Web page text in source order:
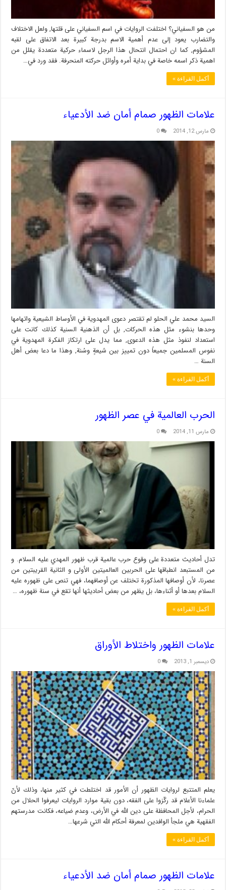
من هو السفياني؟ اختلفت الروايات في اسم السفياني على قلتها, ولعل الاختلاف
والتضارب يعود إلى عدم أهمية الاسم بدرجة كبيرة بعد الاتفاق على لقبه
المشؤوم, كما ان احتمال انتحال هذا الرجل لاسماء حركية متعددة يقلل من
اهمية ذكر اسمه خاصة في بداية أمره وأوائل حركته المنحرفة. فقد ورد في…
أكمل القراءة »
علامات الظهور صمام أمان ضد الأدعياء
مارس 12, 2014 0
السيد محمد علي الحلو لم تقتصر دعوى المهدوية في الأوساط الشيعية واتهامها
وحدها بنشوء مثل هذه الحركات, بل أن الذهنية السنية كذلك كانت على
استعداد لنفوذ مثل هذه الدعوى, مما يدل على ارتكاز الفكرة المهدوية في
نفوس المسلمين جميعاً دون تمييز بين شيعةٍ وسُنة, وهذا ما دعا بعض أهل
السنة …
أكمل القراءة »
الحرب العالمية في عصر الظهور
مارس 11, 2014 0
تدل أحاديث متعددة على وقوع حرب عالمية قرب ظهور المهدي عليه السلام. و
من المستبعد انطباقها على الحربين العالميتين الأولى و الثانية القريبتين من
عصرنا، لأن أوصافها المذكورة تختلف عن أوصافهما، فهي تنص على ظهوره عليه
السلام بعدها أو أثناءها، بل يظهر من بعض أحاديثها أنها تقع في سنة ظهوره، …
أكمل القراءة »
علامات الظهور واختلاط الأوراق
ديسمبر 1, 2013 0
يعلم المتتبع لروايات الظهور أن الأمور قد اختلطت في كثير منها، وذلك لأنّ
علماءنا الأعلام قد ركّزوا على الفقه، دون بقية موارد الروايات ليعرفوا الحلال من
الحرام، لأجل المحافظة على دين الله في الأرض، وعدم ضياعه، فكانت مدرستهم
الفقهية هي ملجأ الوافدين لمعرفة أحكام الله التي شرعها…
أكمل القراءة »
علامات الظهور صمام أمان ضد الأدعياء